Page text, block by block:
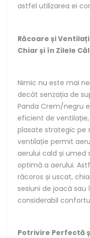
astfel utilizarea ei
Răcoare și
Chiar și în Zilele
Nimic nu este mai
decât senzația de
Panda Crem/negru
eficient de
plasate strategic pe
ventilație permit
aerului cald și umed
optimă a aerului.
răcoros și uscat,
sesiuni de joacă sau
considerabil
Potrivire Perfectă